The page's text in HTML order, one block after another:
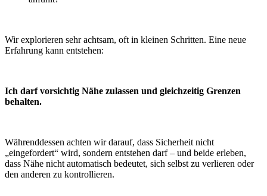
Wir explorieren sehr achtsam, oft in kleinen Schritten. Eine neue
Erfahrung kann entstehen:
Ich darf vorsichtig Nähe zulassen und gleichzeitig Grenzen
behalten.
Währenddessen achten wir darauf, dass Sicherheit nicht
„eingefordert“ wird, sondern entstehen darf – und beide erleben,
dass Nähe nicht automatisch bedeutet, sich selbst zu verlieren oder
den anderen zu kontrollieren.